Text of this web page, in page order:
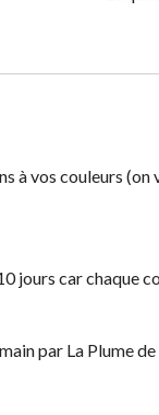
à vos couleurs
jours car chaque
par La Plume